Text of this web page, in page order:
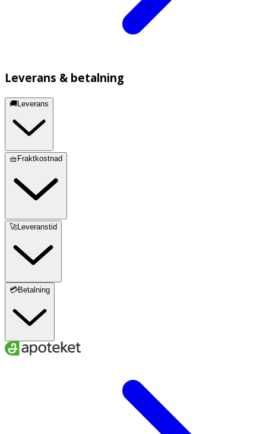
Leverans & betalning
🚚Leverans
🧺Fraktkostnad
🚀Leveranstid
💳Betalning